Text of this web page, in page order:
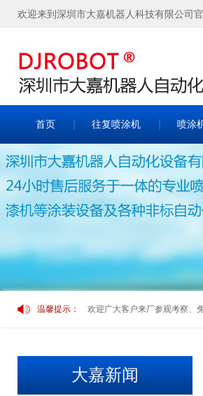
欢迎来到深圳市大嘉机器人科技有限公司官
首页 往复喷涂机 喷涂
温馨提示：
欢迎广大客户来厂参观考察、
大嘉新闻